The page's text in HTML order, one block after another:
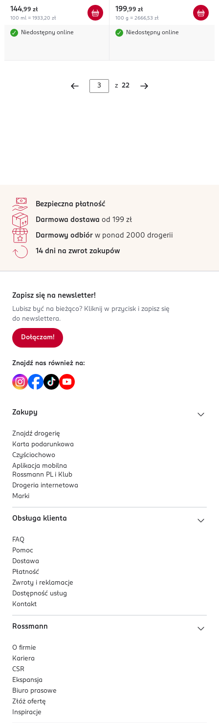
144,99 zł
100 ml = 1933,20 zł
Niedostępny online
199,99 zł
100 g = 2666,53 zł
Niedostępny online
z 22
Bezpieczna płatność
Darmowa dostawa od 199 zł
Darmowy odbiór w ponad 2000 drogerii
14 dni na zwrot zakupów
Zapisz się na newsletter!
Lubisz być na bieżąco? Kliknij w przycisk i zapisz się
do newslettera.
Dołączam!
Znajdź nas również na:
Zakupy
Znajdź drogerię
Karta podarunkowa
Czyściochowo
Aplikacja mobilna
Rossmann PL i Klub
Drogeria internetowa
Marki
Obsługa klienta
FAQ
Pomoc
Dostawa
Płatność
Zwroty i reklamacje
Dostępność usług
Kontakt
Rossmann
O firmie
Kariera
CSR
Ekspansja
Biuro prasowe
Złóż ofertę
Inspiracje